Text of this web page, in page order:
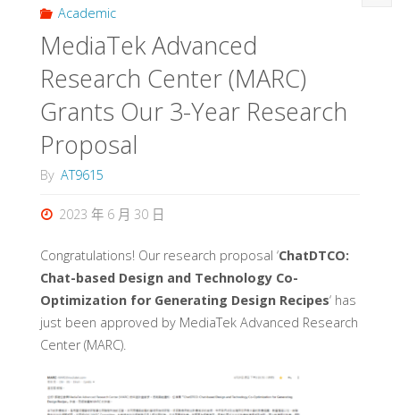
Academic
MediaTek Advanced
Research Center (MARC)
Grants Our 3-Year Research
Proposal
By AT9615
2023 年 6 月 30 日
Congratulations! Our research proposal ‘ChatDTCO:
Chat-based Design and Technology Co-
Optimization for Generating Design Recipes‘ has
just been approved by MediaTek Advanced Research
Center (MARC).